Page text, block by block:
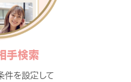
手検索
件を設定して